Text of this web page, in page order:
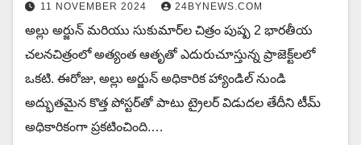
11 NOVEMBER 2024 24BYNEWS.COM
అల్లు అర్జున్ మరియు సుకుమార్‌ల చిత్రం పుష్ప 2 భారతీయ
చలనచిత్రంలో అత్యంత ఆతృతో ఎదురుచూస్తున్న ప్రాజెక్ట్‌లలో
ఒకటి. ఈరోజు, అల్లు అర్జున్ అధికారిక హ్యాండిల్ నుండి
అద్భుతమైన కొత్త పోస్టర్‌తో పాటు ట్రైలర్ విడుదల తేదీని టీమ్
అధికారికంగా ప్రకటించింది.…